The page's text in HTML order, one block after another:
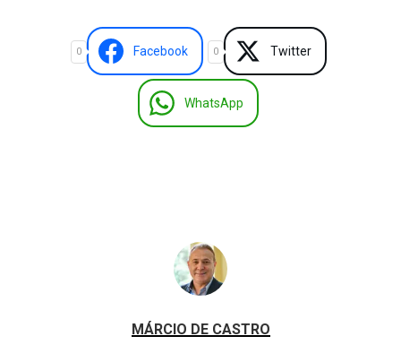
0 Facebook 0 Twitter
WhatsApp
MÁRCIO DE CASTRO